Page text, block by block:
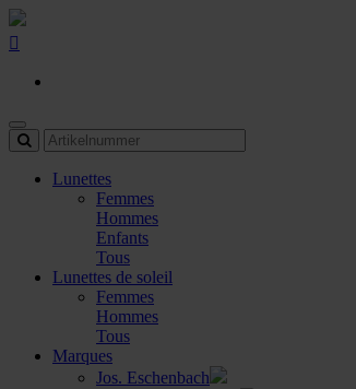
Lunettes
Femmes
Hommes
Enfants
Tous
Lunettes de soleil
Femmes
Hommes
Tous
Marques
Jos. Eschenbach